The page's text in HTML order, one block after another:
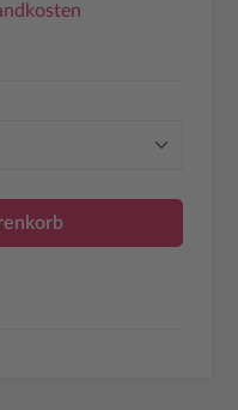
gewünschten